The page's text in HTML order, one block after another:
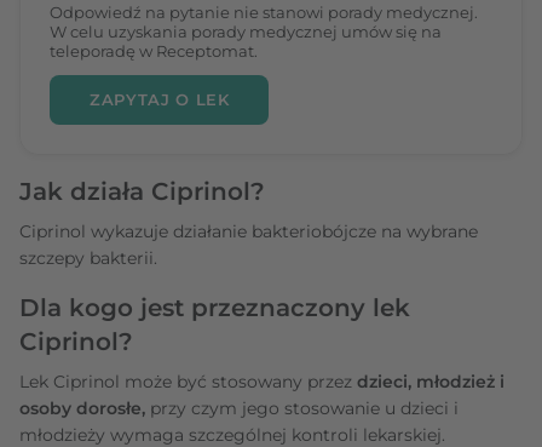
Odpowiedź na pytanie nie stanowi porady medycznej.
W celu uzyskania porady medycznej umów się na
teleporadę w Receptomat.
ZAPYTAJ O LEK
Jak działa Ciprinol?
Ciprinol wykazuje działanie bakteriobójcze na wybrane
szczepy bakterii.
Dla kogo jest przeznaczony lek
Ciprinol?
Lek Ciprinol może być stosowany przez dzieci, młodzież i
osoby dorosłe, przy czym jego stosowanie u dzieci i
młodzieży wymaga szczególnej kontroli lekarskiej.